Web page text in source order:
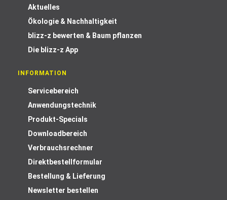
Aktuelles
Ökologie & Nachhaltigkeit
blizz-z bewerten & Baum pflanzen
Die blizz-z App
INFORMATION
Servicebereich
Anwendungstechnik
Produkt-Specials
Downloadbereich
Verbrauchsrechner
Direktbestellformular
Bestellung & Lieferung
Newsletter bestellen